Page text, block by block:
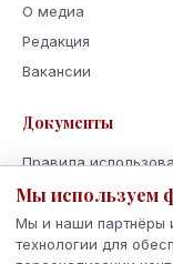
О медиа
Редакция
Вакансии
Документы
Правила
Политика
Использование
Мы используем
Мы и наши партнёры
технологии для